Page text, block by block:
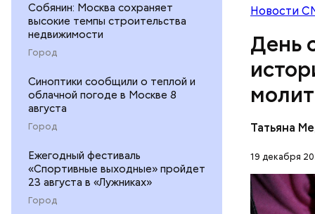
Собянин: Москва сохраняет
высокие темпы строительства
недвижимости
Город
Синоптики сообщили о теплой и
облачной погоде в Москве 8
августа
Город
Ежегодный фестиваль
«Спортивные выходные» пройдет
23 августа в «Лужниках»
Город
Новости
День
Татьяна
19 декабря
очень
ЦЕРКОВЬ
мелко
к ним
10-15
тушить в